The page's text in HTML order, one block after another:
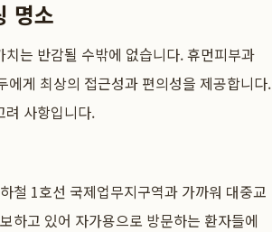
명소
는 반감될 수밖에 없습니다. 휴먼피부과
게 최상의 접근성과 편의성을 제공합니다.
려 사항입니다.
철 1호선 국제업무지구역과 가까워 대중교
하고 있어 자가용으로 방문하는 환자들에